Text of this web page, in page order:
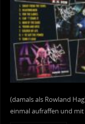
(damals als Rowland
einmal aufraffen und